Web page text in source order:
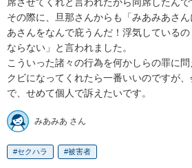
席させてくれと言われたから同席したんで
その際に、旦那さんからも「みあみあさ
あさんをなんで庇うんだ！浮気している
ならない」と言われました。
こういった諸々の行為を何かしらの罪に
クビになってくれたら一番いいのですが
で、せめて個人で訴えたいです。
みあみあ さん
セクハラ 被害者